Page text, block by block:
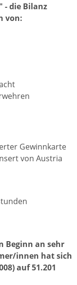
- die Bilanz
von:
Gewinnkarte
von Austria
Beginn an sehr
innen hat sich
auf 51.201